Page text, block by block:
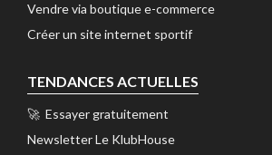
Vendre via boutique e-commerce
Créer un site internet sportif
TENDANCES ACTUELLES
🚀 Essayer gratuitement
Newsletter Le KlubHouse